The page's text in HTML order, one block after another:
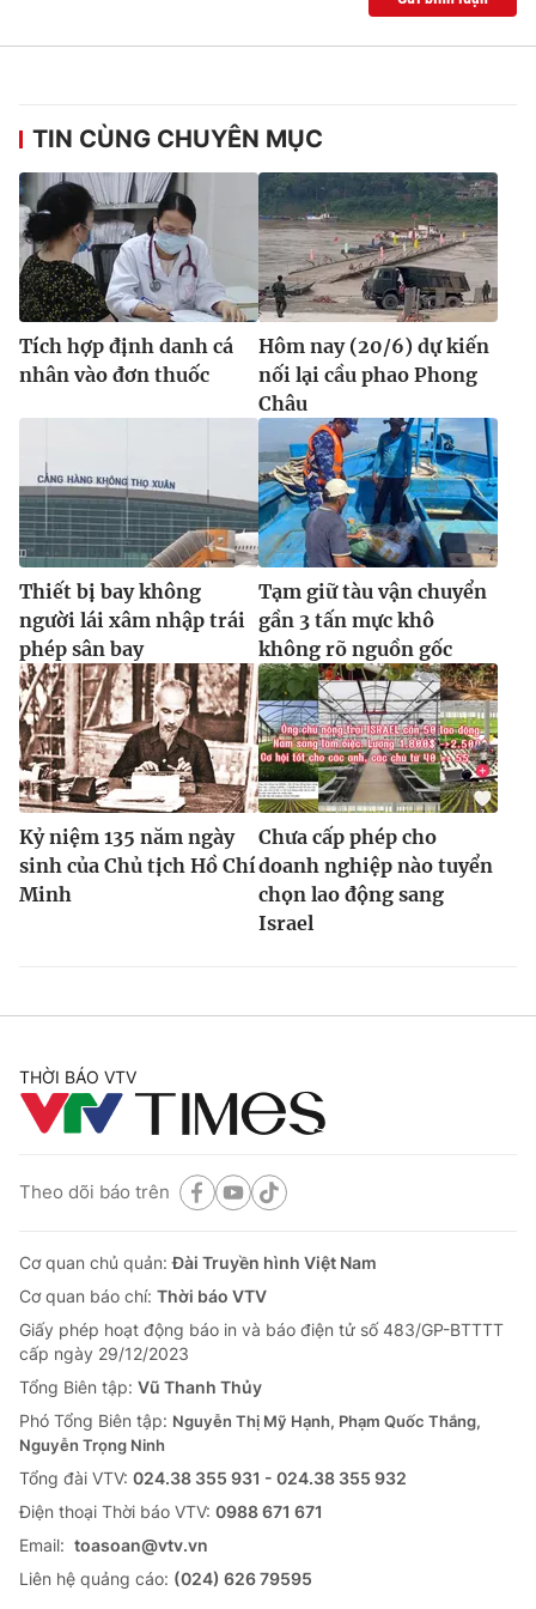
Email:toasoan@vtv.vn
® Cấm sao chép dưới mọi hình thức nếu không có sự chấp
thuận bằng văn bản. Ghi rõ nguồn VTV.vn khi phát hành lại
thông tin từ website này.
TIN CÙNG CHUYÊN MỤC
Tích hợp định danh cá
nhân vào đơn thuốc
Hôm nay (20/6) dự kiến
nối lại cầu phao Phong
Châu
Thiết bị bay không
người lái xâm nhập trái
phép sân bay
Tạm giữ tàu vận chuyển
gần 3 tấn mực khô
không rõ nguồn gốc
Kỷ niệm 135 năm ngày
sinh của Chủ tịch Hồ Chí
Minh
Chưa cấp phép cho
doanh nghiệp nào tuyển
chọn lao động sang
Israel
THỜI BÁO VTV
Theo dõi báo trên
Cơ quan chủ quản:Đài Truyền hình Việt Nam
Cơ quan báo chí: Thời báo VTV
Giấy phép hoạt động báo in và báo điện tử số 483/GP-BTTTT
cấp ngày 29/12/2023
Tổng Biên tập: Vũ Thanh Thủy
Phó Tổng Biên tập: Nguyễn Thị Mỹ Hạnh, Phạm Quốc Thắng,
Nguyễn Trọng Ninh
Tổng đài VTV: 024.38 355 931 - 024.38 355 932
Ðiện thoại Thời báo VTV: 0988 671 671
Email: toasoan@vtv.vn
Liên hệ quảng cáo: (024) 626 79595